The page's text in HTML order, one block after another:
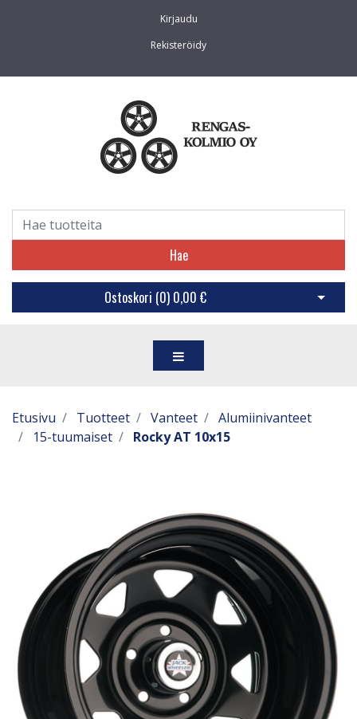
Kirjaudu
Rekisteröidy
Hae
Ostoskori (0) 0,00 € Avaa
Etusivu Tuotteet Vanteet
Alumiinivanteet
15-tuumaiset
Rocky AT 10x15